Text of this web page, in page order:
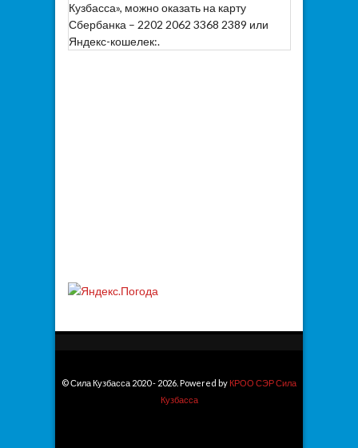
Кузбасса», можно оказать на карту
Сбербанка – 2202 2062 3368 2389 или
Яндекс-кошелек:.
© Сила Кузбасса 2020 - 2026. Powered by КРОО СЭР Сила
Кузбасса